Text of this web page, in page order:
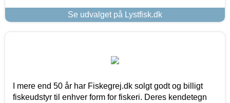
Se udvalget på Lystfisk.dk
I mere end 50 år har Fiskegrej.dk solgt godt og billigt
fiskeudstyr til enhver form for fiskeri. Deres kendetegn